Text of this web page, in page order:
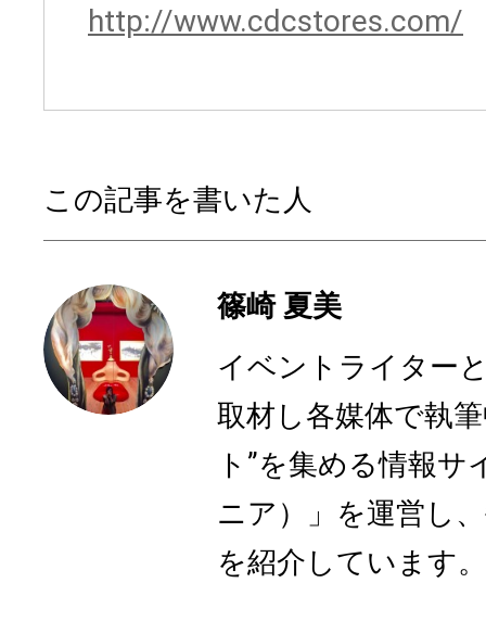
http://www.cdcstores.com/
この記事を書いた人
篠崎 夏美
イベントライター
取材し各媒体で執
ト”を集める情報サ
ニア）」を運営し
を紹介しています。